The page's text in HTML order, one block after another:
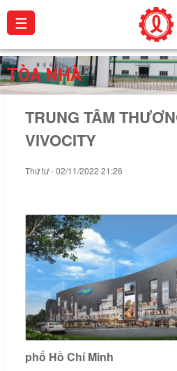
Giới
thiệu
Sản
phẩm
Dự
Hoạt
động
Catalogue
Chứng
chỉ
Liên
hệ
☰
TÒA NHÀ
TRUNG TÂM
VIVOCITY
Thứ tư - 02/11/2022 21:26
phố Hồ Chí Minh